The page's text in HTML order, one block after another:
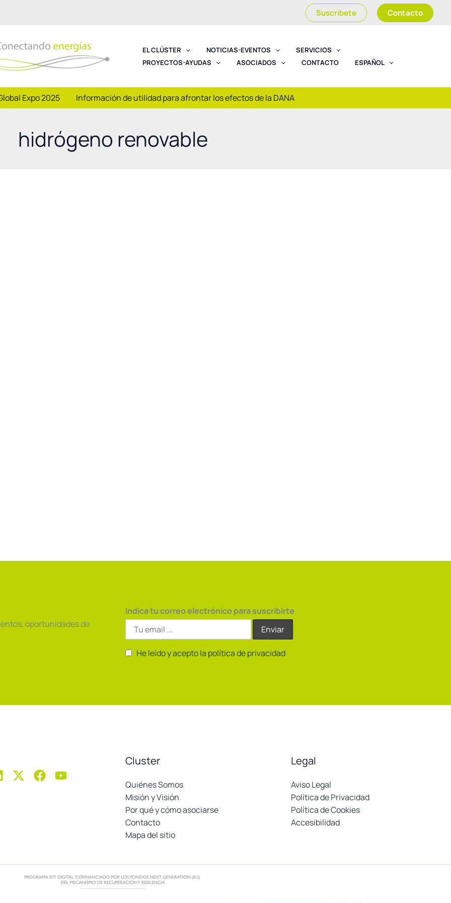
Suscríbete Contacto
EL CLÚSTER NOTICIAS-EVENTOS
SERVICIOS
PROYECTOS-AYUDAS
ASOCIADOS CONTACTO ESPAÑOL
Expo 2025 Información de utilidad para afrontar los efectos de la DANA
hidrógeno renovable
oportunidades de
Indica tu correo electrónico para suscribirte
He leído y acepto la política de privacidad
Cluster
Quiénes Somos
Misión y Visión
Por qué y cómo asociarse
Contacto
Mapa del sitio
Legal
Aviso Legal
Política de Privacidad
Política de Cookies
Accesibilidad